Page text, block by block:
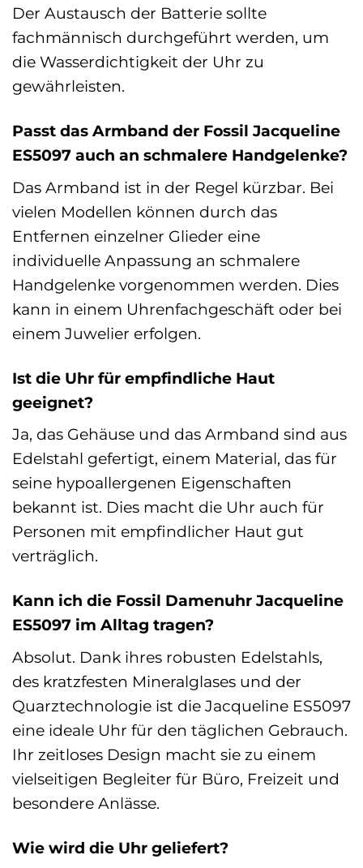
Der Austausch der Batterie sollte
fachmännisch durchgeführt werden, um
die Wasserdichtigkeit der Uhr zu
gewährleisten.
Passt das Armband der Fossil Jacqueline
ES5097 auch an schmalere Handgelenke?
Das Armband ist in der Regel kürzbar. Bei
vielen Modellen können durch das
Entfernen einzelner Glieder eine
individuelle Anpassung an schmalere
Handgelenke vorgenommen werden. Dies
kann in einem Uhrenfachgeschäft oder bei
einem Juwelier erfolgen.
Ist die Uhr für empfindliche Haut
geeignet?
Ja, das Gehäuse und das Armband sind aus
Edelstahl gefertigt, einem Material, das für
seine hypoallergenen Eigenschaften
bekannt ist. Dies macht die Uhr auch für
Personen mit empfindlicher Haut gut
verträglich.
Kann ich die Fossil Damenuhr Jacqueline
ES5097 im Alltag tragen?
Absolut. Dank ihres robusten Edelstahls,
des kratzfesten Mineralglases und der
Quarztechnologie ist die Jacqueline ES5097
eine ideale Uhr für den täglichen Gebrauch.
Ihr zeitloses Design macht sie zu einem
vielseitigen Begleiter für Büro, Freizeit und
besondere Anlässe.
Wie wird die Uhr geliefert?